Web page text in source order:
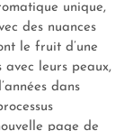
unique,
des nuances
le fruit d’une
avec leurs peaux,
dans
page de